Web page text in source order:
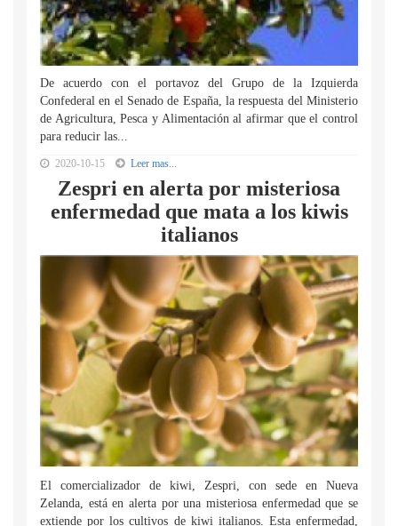
De acuerdo con el portavoz del Grupo de la Izquierda
Confederal en el Senado de España, la respuesta del Ministerio
de Agricultura, Pesca y Alimentación al afirmar que el control
para reducir las...
2020-10-15 Leer mas...
Zespri en alerta por misteriosa
enfermedad que mata a los kiwis
italianos
El comercializador de kiwi, Zespri, con sede en Nueva
Zelanda, está en alerta por una misteriosa enfermedad que se
extiende por los cultivos de kiwi italianos. Esta enfermedad,